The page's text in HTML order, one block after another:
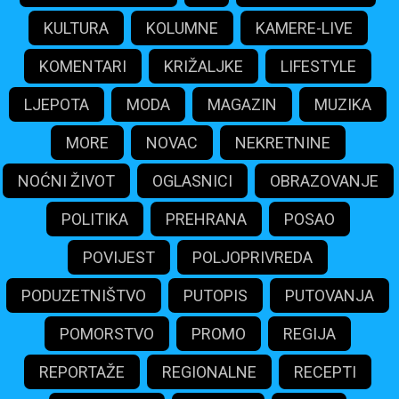
KULTURA KOLUMNE KAMERE-LIVE
KOMENTARI KRIŽALJKE LIFESTYLE
LJEPOTA MODA MAGAZIN MUZIKA
MORE NOVAC NEKRETNINE
NOĆNI ŽIVOT OGLASNICI OBRAZOVANJE
POLITIKA PREHRANA POSAO
POVIJEST POLJOPRIVREDA
PODUZETNIŠTVO PUTOPIS PUTOVANJA
POMORSTVO PROMO REGIJA
REPORTAŽE REGIONALNE RECEPTI